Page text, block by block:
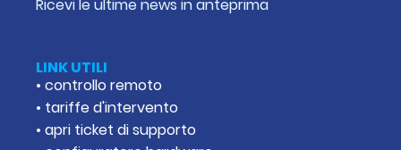
Ricevi le ultime news in anteprima
LINK UTILI
• controllo remoto
• tariffe d'intervento
• apri ticket di supporto